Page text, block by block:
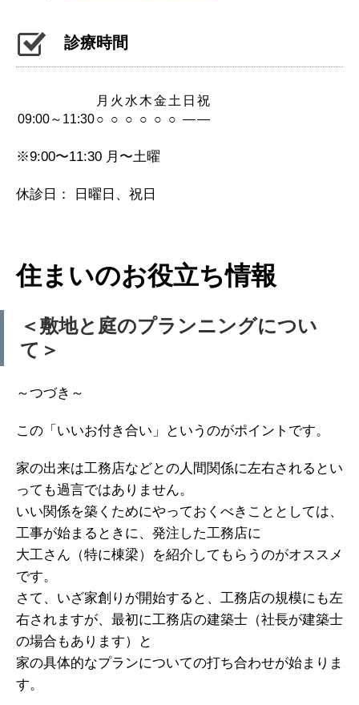
診療時間
月 火 水 木金 土 日 祝
09:00～11:30○ ○ ○ ○ ○ ○ ——
※9:00〜11:30 月〜土曜
休診日： 日曜日、祝日
住まいのお役立ち情報
＜敷地と庭のプランニングについ
て＞
～つづき～
この「いいお付き合い」というのがポイントです。
家の出来は工務店などとの人間関係に左右されるとい
っても過言ではありません。
いい関係を築くためにやっておくべきこととしては、
工事が始まるときに、発注した工務店に
大工さん（特に棟梁）を紹介してもらうのがオススメ
です。
さて、いざ家創りが開始すると、工務店の規模にも左
右されますが、最初に工務店の建築士（社長が建築士
の場合もあります）と
家の具体的なプランについての打ち合わせが始まりま
す。